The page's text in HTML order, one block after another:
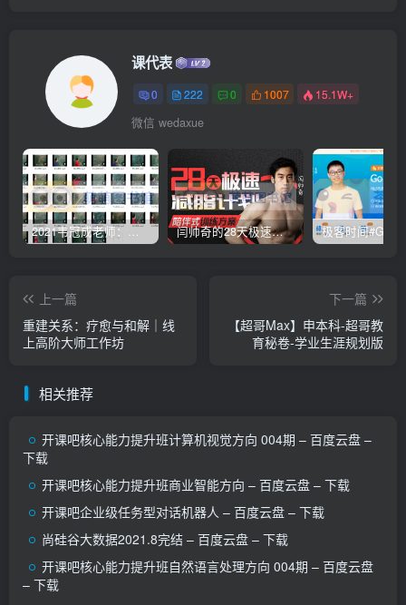
课代表
0 222 0 1007 15.1W+
微信 wedaxue
2021韦冠成老师：韦氏天星风水《秘传二十四山吉凶占断要法》 – 百度云盘 – 下载 闫帅奇的28天极速减脂计划 – 网盘分享 – 下载
上一篇
重建关系：疗愈与和解｜线
上高阶大师工作坊
下一篇
【超哥Max】申本科-超哥教
育秘卷-学业生涯规划版
相关推荐
开课吧核心能力提升班计算机视觉方向 004期 – 百度云盘 –
下载
开课吧核心能力提升班商业智能方向 – 百度云盘 – 下载
开课吧企业级任务型对话机器人 – 百度云盘 – 下载
尚硅谷大数据2021.8完结 – 百度云盘 – 下载
开课吧核心能力提升班自然语言处理方向 004期 – 百度云盘
– 下载